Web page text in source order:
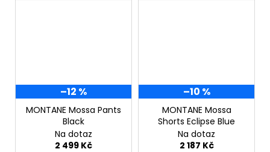
–12 %
MONTANE Mossa Pants
Black
Na dotaz
2 499 Kč
–10 %
MONTANE Mossa
Shorts Eclipse Blue
Na dotaz
2 187 Kč